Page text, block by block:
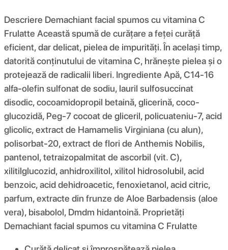
Descriere Demachiant facial spumos cu vitamina C
Frulatte Această spumă de curățare a feței curăță
eficient, dar delicat, pielea de impurități. În același timp,
datorită conținutului de vitamina C, hrănește pielea și o
protejează de radicalii liberi. Ingrediente Apă, C14-16
alfa-olefin sulfonat de sodiu, lauril sulfosuccinat
disodic, cocoamidopropil betaină, glicerină, coco-
glucozidă, Peg-7 cocoat de gliceril, policuateniu-7, acid
glicolic, extract de Hamamelis Virginiana (cu alun),
polisorbat-20, extract de flori de Anthemis Nobilis,
pantenol, tetraizopalmitat de ascorbil (vit. C),
xilitilglucozid, anhidroxilitol, xilitol hidrosolubil, acid
benzoic, acid dehidroacetic, fenoxietanol, acid citric,
parfum, extracte din frunze de Aloe Barbadensis (aloe
vera), bisabolol, Dmdm hidantoină. Proprietăți
Demachiant facial spumos cu vitamina C Frulatte